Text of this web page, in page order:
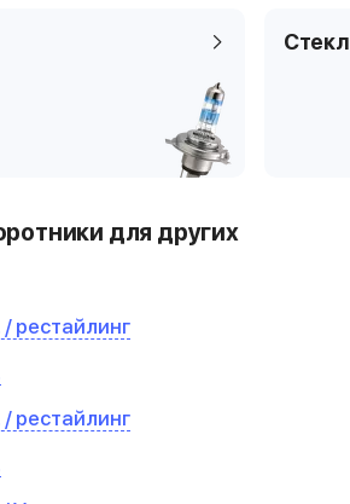
для других
/ рестайлинг
/ рестайлинг